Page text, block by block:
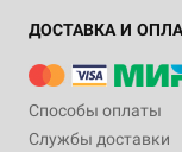
ДОСТАВКА И
Способы оплаты
Службы доставки